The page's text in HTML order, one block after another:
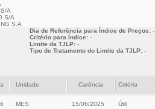
A
S/A
S.A
Dia de Referência para Índice de Preços:-
Critério para Índice:-
Limite da TJLP:-
Tipo de Tratamento do Limite da TJLP:-
Unidade Carência Critério
6 MES 15/06/2025 Útil